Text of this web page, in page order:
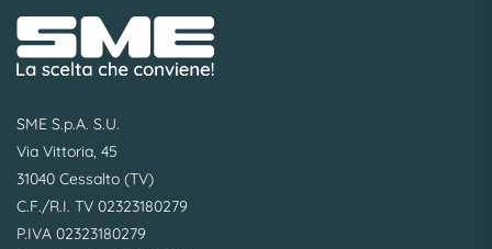
SME S.p.A. S.U.
Via Vittoria, 45
31040 Cessalto (TV)
C.F./R.I. TV 02323180279
P.IVA 02323180279